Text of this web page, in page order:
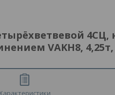
VAKH8, 4,25т,